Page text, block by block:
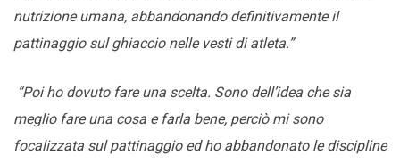
nutrizione umana, abbandonando definitivamente il
pattinaggio sul ghiaccio nelle vesti di atleta.”
“Poi ho dovuto fare una scelta. Sono dell’idea che sia
meglio fare una cosa e farla bene, perciò mi sono
focalizzata sul pattinaggio ed ho abbandonato le discipline